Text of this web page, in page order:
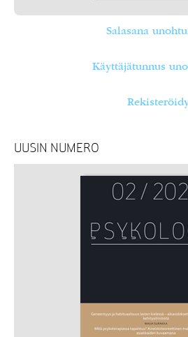
Salasana
Käyttäjätunnus
UUSIN NUMERO